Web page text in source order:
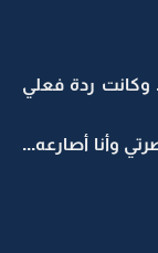
وكانت ردة فعلي
وأنا أصارعه...